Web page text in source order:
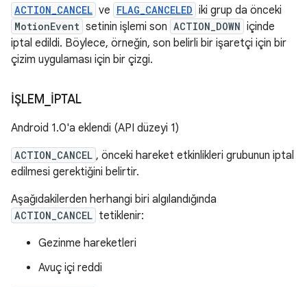
ACTION_CANCEL ve FLAG_CANCELED iki grup da önceki
MotionEvent setinin işlemi son ACTION_DOWN içinde
iptal edildi. Böylece, örneğin, son belirli bir işaretçi için bir
çizim uygulaması için bir çizgi.
İŞLEM İPTAL
Android 1.0'a eklendi (API düzeyi 1)
ACTION_CANCEL , önceki hareket etkinlikleri grubunun iptal
edilmesi gerektiğini belirtir.
Aşağıdakilerden herhangi biri algılandığında
ACTION_CANCEL tetiklenir:
Gezinme hareketleri
Avuç içi reddi